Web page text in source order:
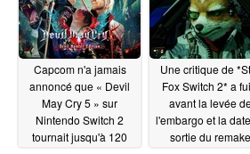
07/06/2026
Capcom n'a jamais
annoncé que « Devil
May Cry 5 » sur
Nintendo Switch 2
tournait jusqu'à 120
Une critique de
Fox Switch 2* a
avant la levée
l'embargo et la
sortie du remake